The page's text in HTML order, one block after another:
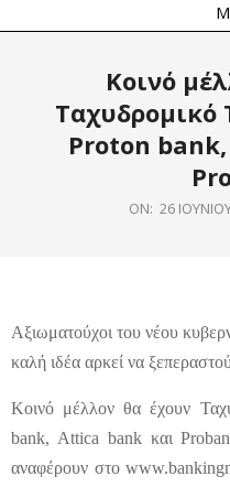
Navigation
Κοινό
Ταχυδρομικό
Proton
ON: 26
Αξιωματούχοι του νέου
καλή ιδέα αρκεί να
Κοινό μέλλον θα έχουν
bank, Attica bank και
αναφέρουν στο